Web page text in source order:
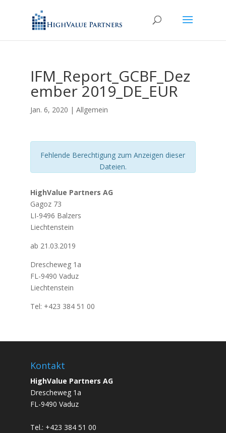
IFM_Report_GCBF_Dez
ember 2019_DE_EUR
Jan. 6, 2020 | Allgemein
Fehlende Berechtigung zum Anzeigen dieser
Dateien.
HighValue Partners AG
Gagoz 73
LI-9496 Balzers
Liechtenstein
ab 21.03.2019
Drescheweg 1a
FL-9490 Vaduz
Liechtenstein
Tel: +423 384 51 00
Kontakt
HighValue Partners AG
Drescheweg 1a
FL-9490 Vaduz
Tel.: +423 384 51 00